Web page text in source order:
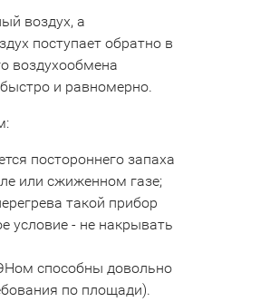
воздух, а
поступает обратно в
воздухообмена
и равномерно.
постороннего запаха
или сжиженном газе;
такой прибор
условие - не накрывать
способны довольно
по площади).